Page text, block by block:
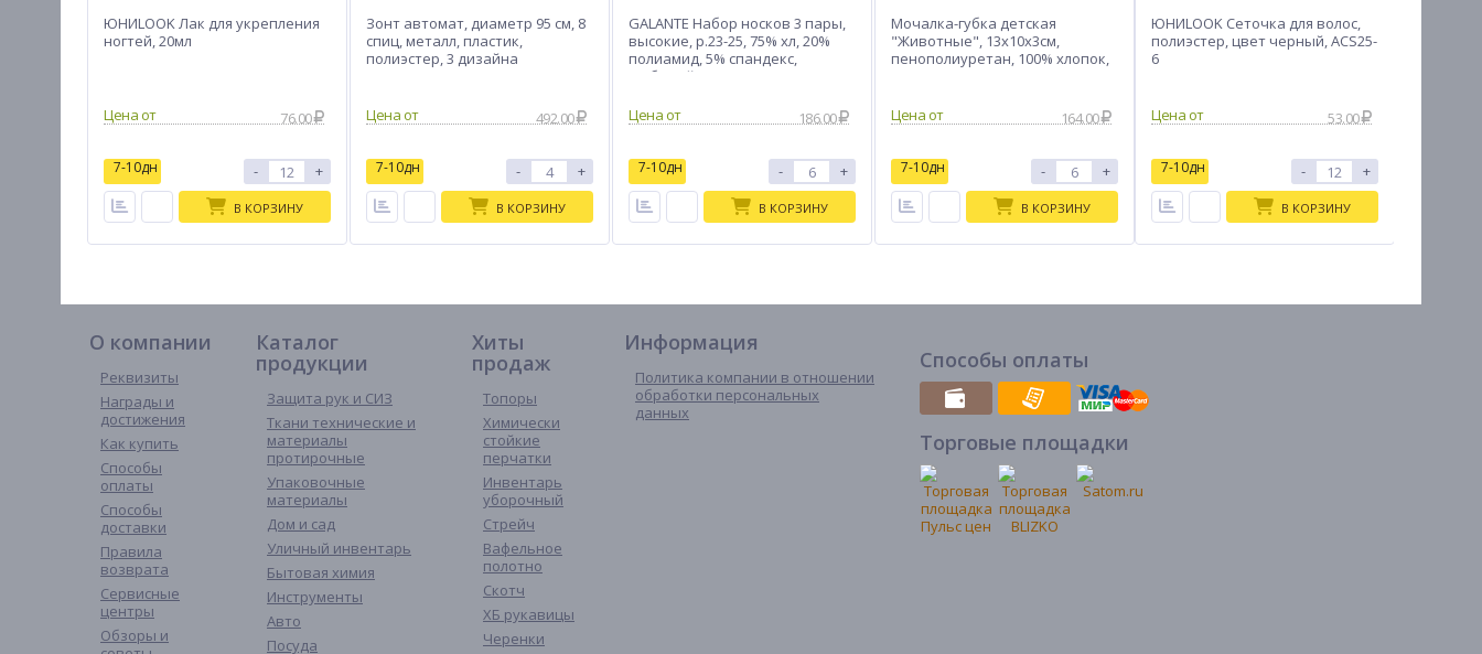
ЮНИLOOK Лак для укрепления
ногтей, 20мл
76.00
7-10дн - +
В КОРЗИНУ
Зонт автомат, диаметр 95 см, 8
спиц, металл, пластик,
полиэстер, 3 дизайна
492.00
7-10дн - +
В КОРЗИНУ
GALANTE Набор носков 3 пары,
высокие, р.23-25, 75% хл, 20%
полиамид, 5% спандекс,
цв.белый, #45
186.00
7-10дн - +
В КОРЗИНУ
Мочалка-губка детская
"Животные", 13x10x3см,
пенополиуретан, 100% хлопок,
164.00
7-10дн - +
В КОРЗИНУ
ЮНИLOOK Сеточка для волос,
полиэстер, цвет черный, ACS25-
6
53.00
7-10дн - +
В КОРЗИНУ
О компании
Реквизиты
Награды и
достижения
Как купить
Способы
оплаты
Способы
доставки
Правила
возврата
Сервисные
центры
Обзоры и
Каталог
продукции
Защита рук и СИЗ
Ткани технические и
материалы
протирочные
Упаковочные
материалы
Дом и сад
Уличный инвентарь
Бытовая химия
Инструменты
Авто
Посуда
Хиты
продаж
Топоры
Химически
стойкие
перчатки
Инвентарь
уборочный
Стрейч
Вафельное
полотно
Скотч
ХБ рукавицы
Черенки
Информация
Политика компании в отношении
обработки персональных
данных
Способы оплаты
Торговые площадки